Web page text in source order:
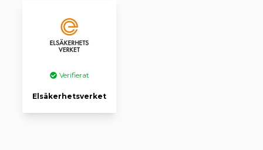
Verifierat
Elsäkerhetsverket